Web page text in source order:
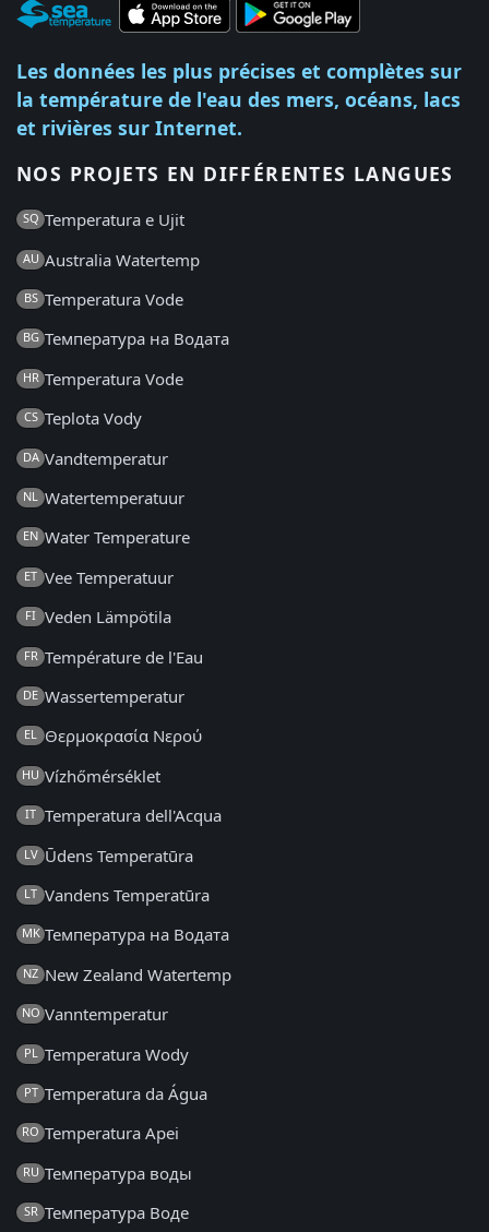
Les données les plus précises et complètes sur
la température de l'eau des mers, océans, lacs
et rivières sur Internet.
NOS PROJETS EN DIFFÉRENTES LANGUES
SQ Temperatura e Ujit
AU Australia Watertemp
BS Temperatura Vode
BG Температура на Водата
HR Temperatura Vode
CS Teplota Vody
DA Vandtemperatur
NL Watertemperatuur
EN Water Temperature
ET Vee Temperatuur
FI Veden Lämpötila
FR Température de l'Eau
DE Wassertemperatur
EL Θερμοκρασία Νερού
HU Vízhőmérséklet
IT Temperatura dell'Acqua
LV Ūdens Temperatūra
LT Vandens Temperatūra
MK Температура на Водата
NZ New Zealand Watertemp
NO Vanntemperatur
PL Temperatura Wody
PT Temperatura da Água
RO Temperatura Apei
RU Температура воды
SR Температура Воде